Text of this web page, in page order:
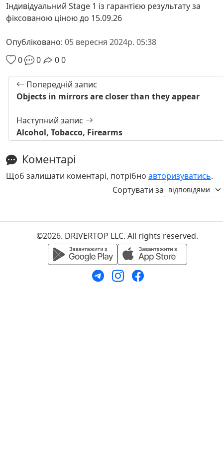
Індивідуальний Stage 1 із гарантією результату за
фіксованою ціною до 15.09.26
Опубліковано: 05 вересня 2024р. 05:38
0
0 00
Попередній запис
Objects in mirrors are closer than they appear
Наступний запис
Alcohol, Tobacco, Firearms
Коментарі
Щоб залишати коментарі, потрібно авторизуватись.
Сортувати за
©2026. DRIVERTOP LLC. All rights reserved.